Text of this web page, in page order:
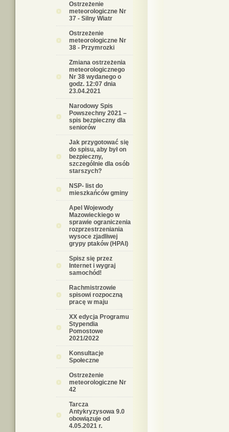
Ostrzeżenie
meteorologiczne Nr
37 - Silny Wiatr
Ostrzeżenie
meteorologiczne Nr
38 - Przymrozki
Zmiana ostrzeżenia
meteorologicznego
Nr 38 wydanego o
godz. 12:07 dnia
23.04.2021
Narodowy Spis
Powszechny 2021 –
spis bezpieczny dla
seniorów
Jak przygotować się
do spisu, aby był on
bezpieczny,
szczególnie dla osób
starszych?
NSP- list do
mieszkańców gminy
Apel Wojewody
Mazowieckiego w
sprawie ograniczenia
rozprzestrzeniania
wysoce zjadliwej
grypy ptaków (HPAI)
Spisz się przez
Internet i wygraj
samochód!
Rachmistrzowie
spisowi rozpoczną
pracę w maju
XX edycja Programu
Stypendia
Pomostowe
2021/2022
Konsultacje
Społeczne
Ostrzeżenie
meteorologiczne Nr
42
Tarcza
Antykryzysowa 9.0
obowiązuje od
4.05.2021 r.